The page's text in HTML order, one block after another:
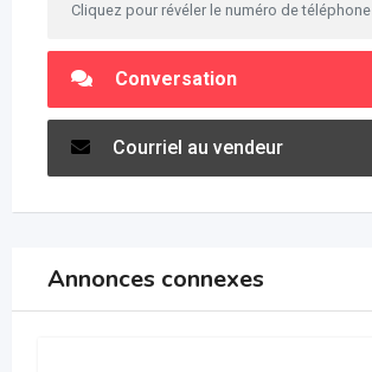
Cliquez pour révéler le numéro de téléphone
Conversation
Courriel au vendeur
Annonces connexes